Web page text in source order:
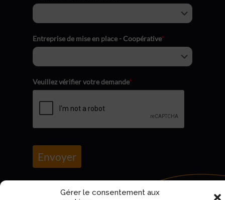
Gérer le consentement aux
Entreprise de mise en place - Coopérative*
Veuillez vérifier votre demande*
Envoyer